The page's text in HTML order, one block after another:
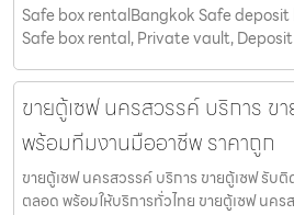
Safe box rentalBangkok Safe
Safe box rental, Private vault, Deposit
ขายตู้เซฟ นครสวรรค์ บริการ ข
พร้อมทีมงานมืออาชีพ ราคาถูก
ขายตู้เซฟ นครสวรรค์ บริการ ขายตู้เซฟ รับ
ตลอด พร้อมให้บริการทั่วไทย ขายตู้เซฟ นคร